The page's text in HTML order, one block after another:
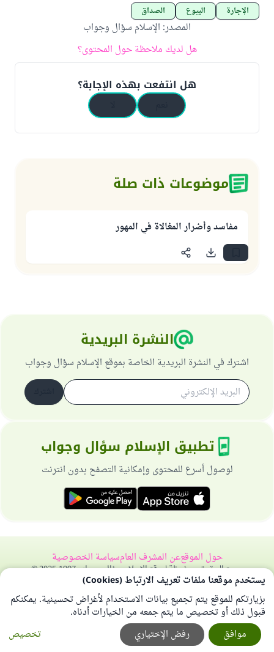
الإجارة البيوع الصداق
المصدر: الإسلام سؤال وجواب
هل لديك ملاحظة حول المحتوى؟
هل انتفعت بهذه الإجابة؟
موضوعات ذات صلة
مفاسد وأضرار المغالاة في المهور
النشرة البريدية
اشترك في النشرة البريدية الخاصة بموقع الإسلام سؤال وجواب
تطبيق الإسلام سؤال وجواب
لوصول أسرع للمحتوى وإمكانية التصفح بدون انترنت
حول الموقععن المشرف العامسياسة الخصوصية
جميع الحقوق محفوظة لموقع الإسلام سؤال وجواب 1997-2025 ©
يستخدم موقعنا ملفات تعريف الارتباط (Cookies)
بزيارتكم للموقع يتم تجميع بيانات الاستخدام لأغراض تحسينية. يمكنكم
قبول ذلك أو تخصيص ما يتم جمعه من الخيارات أدناه.
تخصيص
رفض الإختياري موافق